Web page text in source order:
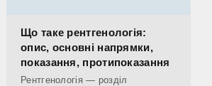
Що таке рентгенологія:
опис, основні напрямки,
показання, протипоказання
Рентгенологія — розділ